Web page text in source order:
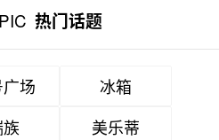
热门话题
场
冰箱
美乐蒂